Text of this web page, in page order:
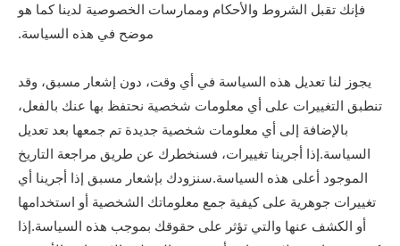
فإنك تقبل الشروط والأحكام وممارسات الخصوصية لدينا كما هو
موضح في هذه السياسة.
يجوز لنا تعديل هذه السياسة في أي وقت، دون إشعار مسبق، وقد
تنطبق التغييرات على أي معلومات شخصية نحتفظ بها عنك بالفعل،
بالإضافة إلى أي معلومات شخصية جديدة تم جمعها بعد تعديل
السياسة.إذا أجرينا تغييرات، فسنخطرك عن طريق مراجعة التاريخ
الموجود أعلى هذه السياسة.سنزودك بإشعار مسبق إذا أجرينا أي
تغييرات جوهرية على كيفية جمع معلوماتك الشخصية أو استخدامها
أو الكشف عنها والتي تؤثر على حقوقك بموجب هذه السياسة.إذا